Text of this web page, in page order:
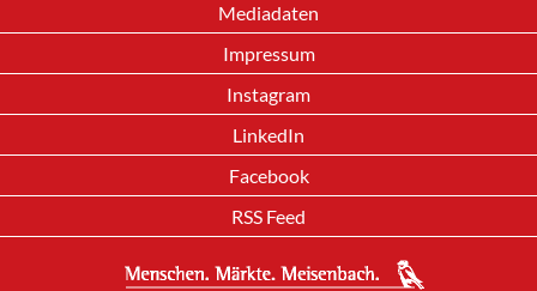
Mediadaten
Impressum
Instagram
LinkedIn
Facebook
RSS Feed